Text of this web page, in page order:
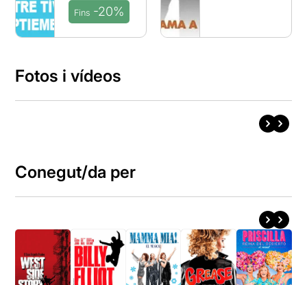
Fins -20%
Fotos i vídeos
Conegut/da per